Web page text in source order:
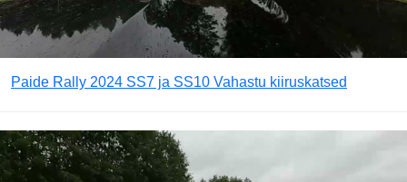
Paide Rally 2024 SS7 ja SS10 Vahastu kiiruskatsed